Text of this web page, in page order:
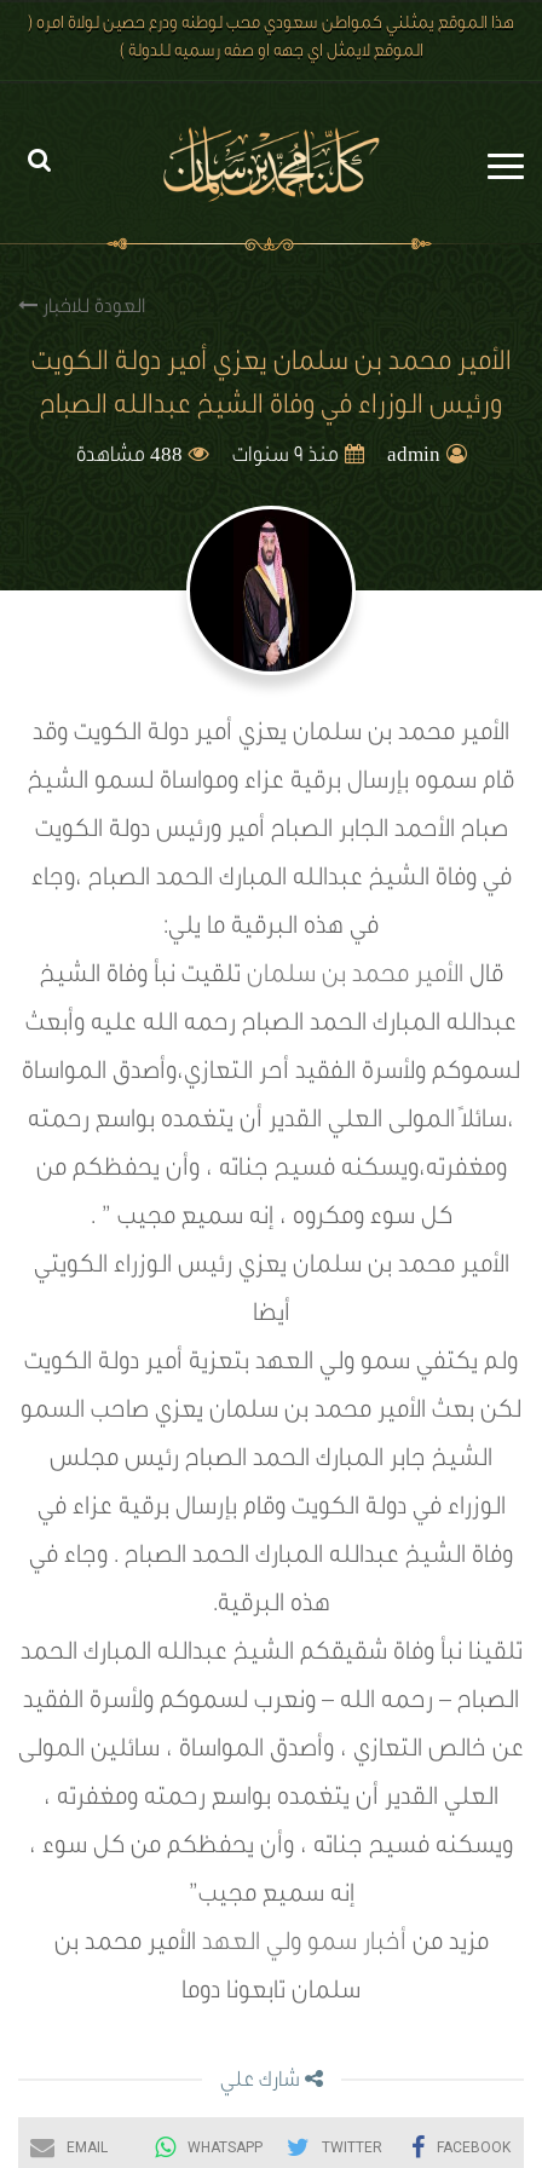
هذا الموقع يمثلني كمواطن سعودي محب لوطنه ودرع حصين لولاة امره (
الموقع لايمثل اي جهه او صفه رسميه للدولة )
رؤية 2030
الصور
العودة للاخبار
الأمير محمد بن سلمان يعزي أمير دولة الكويت
ورئيس الوزراء في وفاة الشيخ عبدالله الصباح
admin منذ 9 سنوات 488 مشاهدة
الأمير محمد بن سلمان يعزي أمير دولة الكويت وقد
قام سموه بإرسال برقية عزاء ومواساة لسمو الشيخ
صباح الأحمد الجابر الصباح أمير ورئيس دولة الكويت
في وفاة الشيخ عبدالله المبارك الحمد الصباح ،وجاء
في هذه البرقية ما يلي:
قال الأمير محمد بن سلمان تلقيت نبأ وفاة الشيخ
عبدالله المبارك الحمد الصباح رحمه الله عليه وأبعث
لسموكم ولأسرة الفقيد أحر التعازي،وأصدق المواساة
،سائلاً المولى العلي القدير أن يتغمده بواسع رحمته
ومغفرته،ويسكنه فسيح جناته ، وأن يحفظكم من
كل سوء ومكروه ، إنه سميع مجيب ” .
الأمير محمد بن سلمان يعزي رئيس الوزراء الكويتي
أيضا
ولم يكتفي سمو ولي العهد بتعزية أمير دولة الكويت
لكن بعث الأمير محمد بن سلمان يعزي صاحب السمو
الشيخ جابر المبارك الحمد الصباح رئيس مجلس
الوزراء في دولة الكويت وقام بإرسال برقية عزاء في
وفاة الشيخ عبدالله المبارك الحمد الصباح . وجاء في
هذه البرقية.
تلقينا نبأ وفاة شقيقكم الشيخ عبدالله المبارك الحمد
الصباح – رحمه الله – ونعرب لسموكم ولأسرة الفقيد
عن خالص التعازي ، وأصدق المواساة ، سائلين المولى
العلي القدير أن يتغمده بواسع رحمته ومغفرته ،
ويسكنه فسيح جناته ، وأن يحفظكم من كل سوء ،
إنه سميع مجيب”
مزيد من أخبار سمو ولي العهد الأمير محمد بن
سلمان تابعونا دوما
شارك علي
FACEBOOK
TWITTER
WHATSAPP
EMAIL